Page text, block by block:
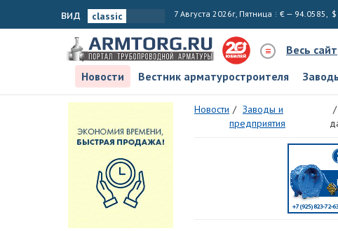
вид 7 Августа 2026г, Пятница € — 94.0585,
Весь сайт
Новости
Вестник арматуростроителя
Новости
Заводы и
предприятия